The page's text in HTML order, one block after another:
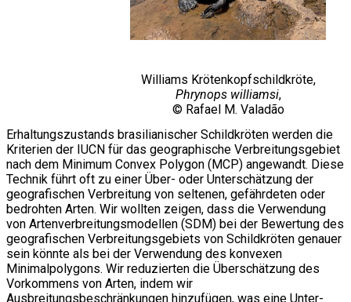
Williams Krötenkopfschildkröte,
Phrynops williamsi,
© Rafael M. Valadão
Erhaltungszustands brasilianischer Schildkröten werden die
Kriterien der IUCN für das geographische Verbreitungsgebiet
nach dem Minimum Convex Polygon (MCP) angewandt. Diese
Technik führt oft zu einer Über- oder Unterschätzung der
geografischen Verbreitung von seltenen, gefährdeten oder
bedrohten Arten. Wir wollten zeigen, dass die Verwendung
von Artenverbreitungsmodellen (SDM) bei der Bewertung des
geografischen Verbreitungsgebiets von Schildkröten genauer
sein könnte als bei der Verwendung des konvexen
Minimalpolygons. Wir reduzierten die Überschätzung des
Vorkommens von Arten, indem wir
Ausbreitungsbeschränkungen hinzufügen, was eine Unter-